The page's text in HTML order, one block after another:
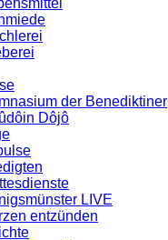
der Benediktiner
Dôjô
LIVE
entzünden